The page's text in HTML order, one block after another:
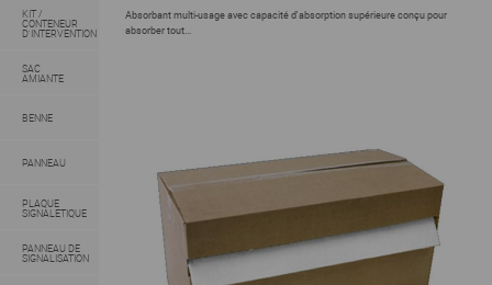
KIT /
CONTENEUR
D'INTERVENTION
SAC
AMIANTE
BENNE
PANNEAU
PLAQUE
SIGNALETIQUE
PANNEAU DE
SIGNALISATION
Absorbant multi-usage avec capacité d'absorption supérieure conçu pour
absorber tout...